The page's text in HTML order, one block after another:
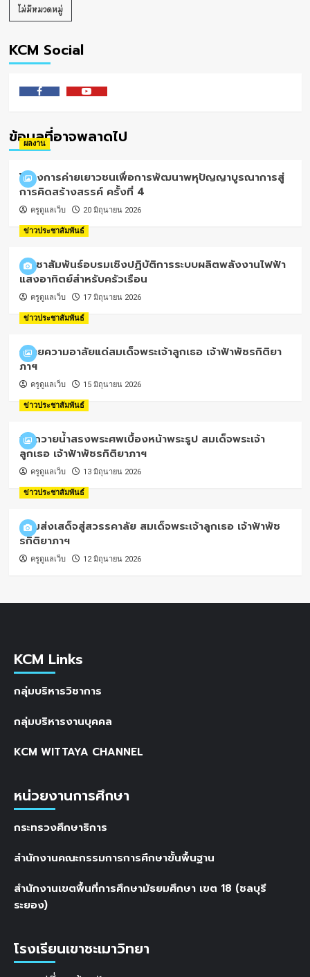
ไม่มีหมวดหมู่
KCM Social
ข้อมูลที่อาจพลาดไป
ผลงาน
โครงการค่ายเยาวชนเพื่อการพัฒนาพหุปัญญาบูรณาการสู่
การคิดสร้างสรรค์ ครั้งที่ 4
ครูดูแลเว็บ 20 มิถุนายน 2026
ข่าวประชาสัมพันธ์
ประชาสัมพันธ์อบรมเชิงปฏิบัติการระบบผลิตพลังงานไฟฟ้า
แสงอาทิตย์สำหรับครัวเรือน
ครูดูแลเว็บ 17 มิถุนายน 2026
ข่าวประชาสัมพันธ์
ถวายความอาลัยแด่สมเด็จพระเจ้าลูกเธอ เจ้าฟ้าพัชรกิติยา
ภาฯ
ครูดูแลเว็บ 15 มิถุนายน 2026
ข่าวประชาสัมพันธ์
พิธีถวายน้ำสรงพระศพเบื้องหน้าพระรูป สมเด็จพระเจ้า
ลูกเธอ เจ้าฟ้าพัชรกิติยาภาฯ
ครูดูแลเว็บ 13 มิถุนายน 2026
ข่าวประชาสัมพันธ์
น้อมส่งเสด็จสู่สวรรคาลัย สมเด็จพระเจ้าลูกเธอ เจ้าฟ้าพัช
รกิติยาภาฯ
ครูดูแลเว็บ 12 มิถุนายน 2026
KCM Links
กลุ่มบริหารวิชาการ
กลุ่มบริหารงานบุคคล
KCM WITTAYA CHANNEL
หน่วยงานการศึกษา
กระทรวงศึกษาธิการ
สำนักงานคณะกรรมการการศึกษาขั้นพื้นฐาน
สำนักงานเขตพื้นที่การศึกษามัธยมศึกษา เขต 18 (ชลบุรี
ระยอง)
โรงเรียนเขาชะเมาวิทยา